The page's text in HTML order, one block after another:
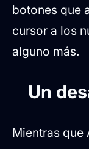
botones que
cursor a los
alguno más.
Un
Mientras que